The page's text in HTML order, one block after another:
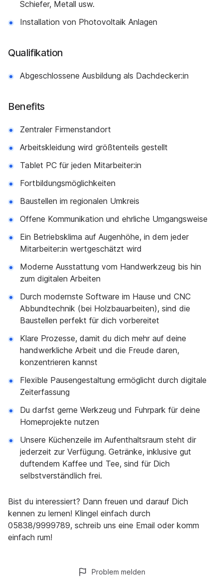
Schiefer, Metall usw.
Installation von Photovoltaik Anlagen
Qualifikation
Abgeschlossene Ausbildung als Dachdecker:in
Benefits
Zentraler Firmenstandort
Arbeitskleidung wird größtenteils gestellt
Tablet PC für jeden Mitarbeiter:in
Fortbildungsmöglichkeiten
Baustellen im regionalen Umkreis
Offene Kommunikation und ehrliche Umgangsweise
Ein Betriebsklima auf Augenhöhe, in dem jeder
Mitarbeiter:in wertgeschätzt wird
Moderne Ausstattung vom Handwerkzeug bis hin
zum digitalen Arbeiten
Durch modernste Software im Hause und CNC
Abbundtechnik (bei Holzbauarbeiten), sind die
Baustellen perfekt für dich vorbereitet
Klare Prozesse, damit du dich mehr auf deine
handwerkliche Arbeit und die Freude daren,
konzentrieren kannst
Flexible Pausengestaltung ermöglicht durch digitale
Zeiterfassung
Du darfst gerne Werkzeug und Fuhrpark für deine
Homeprojekte nutzen
Unsere Küchenzeile im Aufenthaltsraum steht dir
jederzeit zur Verfügung. Getränke, inklusive gut
duftendem Kaffee und Tee, sind für Dich
selbstverständlich frei.
Bist du interessiert? Dann freuen und darauf Dich
kennen zu lernen! Klingel einfach durch
05838/9999789, schreib uns eine Email oder komm
einfach rum!
Problem melden